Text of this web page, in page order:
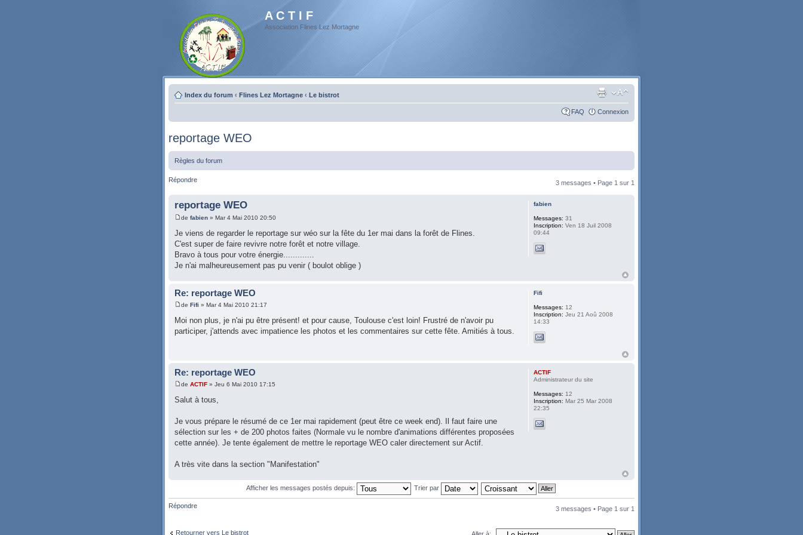
A C T I F
Association Flines Lez Mortagne
Index du forum ‹ Flines Lez Mortagne ‹ Le bistrot
FAQ Connexion
reportage WEO
Règles du forum
Répondre 3 messages • Page 1 sur 1
reportage WEO
de fabien » Mar 4 Mai 2010 20:50
Je viens de regarder le reportage sur wéo sur la fête du 1er mai dans la forêt de Flines.
C'est super de faire revivre notre forêt et notre village.
Bravo à tous pour votre énergie.............
Je n'ai malheureusement pas pu venir ( boulot oblige )
fabien
Messages: 31
Inscription: Ven 18 Juil 2008
09:44
Re: reportage WEO
de Fifi » Mar 4 Mai 2010 21:17
Moi non plus, je n'ai pu être présent! et pour cause, Toulouse c'est loin! Frustré de n'avoir pu
participer, j'attends avec impatience les photos et les commentaires sur cette fête. Amitiés à tous.
Fifi
Messages: 12
Inscription: Jeu 21 Aoû 2008
14:33
Re: reportage WEO
de ACTIF » Jeu 6 Mai 2010 17:15
Salut à tous,
Je vous prépare le résumé de ce 1er mai rapidement (peut être ce week end). Il faut faire une
sélection sur les + de 200 photos faites (Normale vu le nombre d'animations différentes proposées
cette année). Je tente également de mettre le reportage WEO caler directement sur Actif.
A très vite dans la section "Manifestation"
ACTIF
Administrateur du site
Messages: 12
Inscription: Mar 25 Mar 2008
22:35
Afficher les messages postés depuis: Trier par
Répondre 3 messages • Page 1 sur 1
Retourner vers Le bistrot